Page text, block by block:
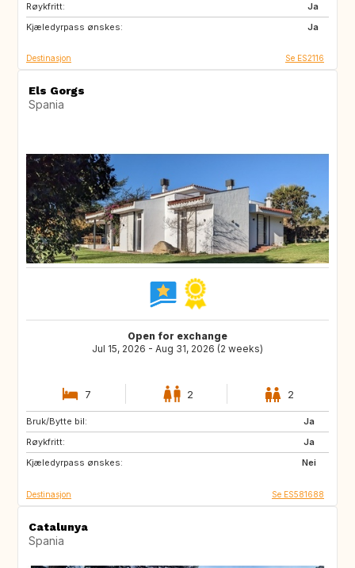
Røykfritt:
Ja
Kjæledyrpass ønskes:
Ja
Destinasjon Se ES2116
Els Gorgs
Spania
Open for exchange
Jul 15, 2026 - Aug 31, 2026 (2 weeks)
7 2 2
Bruk/Bytte bil:
Ja
Røykfritt:
Ja
Kjæledyrpass ønskes:
Nei
US
AU
Destinasjon Se ES581688
Catalunya
Spania